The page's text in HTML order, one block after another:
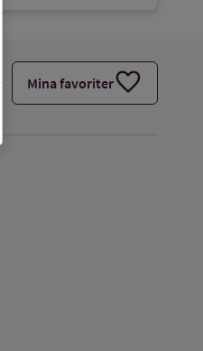
Mina favoriterfavorite